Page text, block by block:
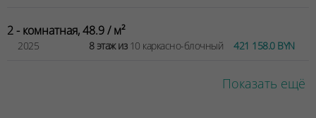
2 - комнатная, 48.9 / м²
2025 8 этаж из10 каркасно-блочный 421 158.0 BYN
Показать ещё